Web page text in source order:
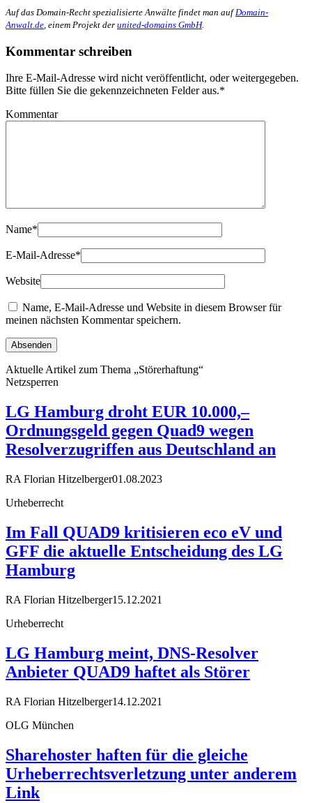
Auf das Domain-Recht spezialisierte Anwälte findet man auf Domain-
Anwalt.de , einem Projekt der united-domains GmbH.
Kommentar schreiben
Ihre E-Mail-Adresse wird nicht veröffentlicht, oder weitergegeben.
Bitte füllen Sie die gekennzeichneten Felder aus.*
Kommentar
Name*
E-Mail-Adresse*
Website
Name, E-Mail-Adresse und Website in diesem Browser für
meinen nächsten Kommentar speichern.
Aktuelle Artikel zum Thema „Störerhaftung“
Netzsperren
LG Hamburg droht EUR 10.000,–
Ordnungsgeld gegen Quad9 wegen
Resolverzugriffen aus Deutschland an
RA Florian Hitzelberger01.08.2023
Urheberrecht
Im Fall QUAD9 kritisieren eco eV und
GFF die aktuelle Entscheidung des LG
Hamburg
RA Florian Hitzelberger15.12.2021
Urheberrecht
LG Hamburg meint, DNS-Resolver
Anbieter QUAD9 haftet als Störer
RA Florian Hitzelberger14.12.2021
OLG München
Sharehoster haften für die gleiche
Urheberrechtsverletzung unter anderem
Link